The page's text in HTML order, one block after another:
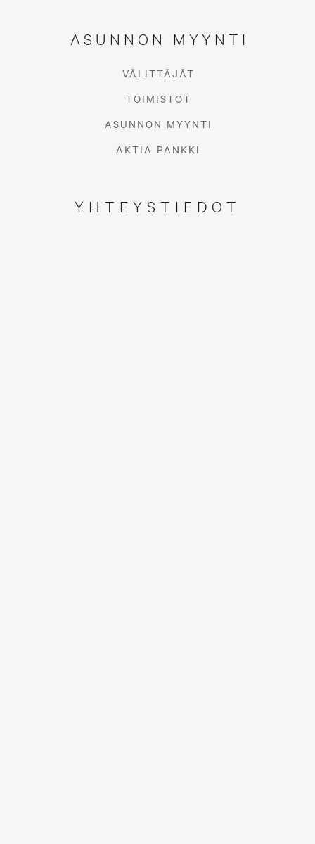
ASUNNON MYYNTI
VÄLITTÄJÄT
TOIMISTOT
ASUNNON MYYNTI
AKTIA PANKKI
YHTEYSTIEDOT